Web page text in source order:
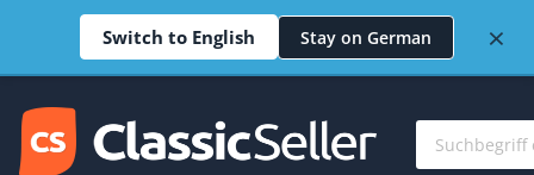
Switch to English Stay on German ×